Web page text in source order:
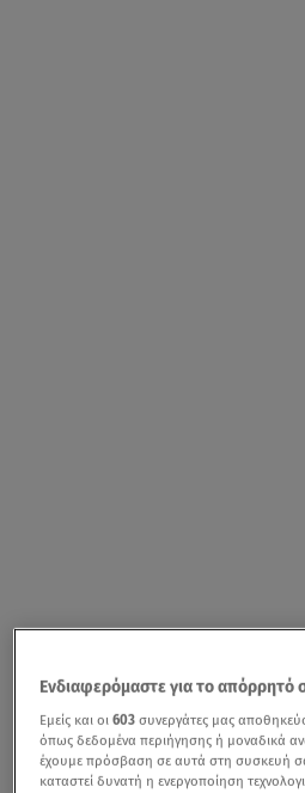
Ενδιαφερόμαστε για το απόρρητό
Εμείς και οι603 συνεργάτες μας
όπως δεδομένα περιήγησης ή μοναδικά
έχουμε πρόσβαση σε αυτά στη συσκευή
καταστεί δυνατή η ενεργοποίηση